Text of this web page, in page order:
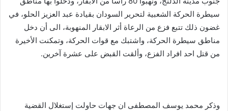
سيطرة الحركة الشعبية لتحرير السودان بقيادة عبد العزيز الحلو، في
غضون ذلك تتبع فزع من الرعاة أثر الابقار المنهوبة، الى أن دخل
مناطق سيطرة الحركة، واشتبك مع قوات الحركة، وتمكنت الأخيرة
من قتل احد افراد الفزع، وألقت القبض على عشرة آخرين.
وذكر محمد يوسف المصطفى ان جهات حاولت إستغلال القضية